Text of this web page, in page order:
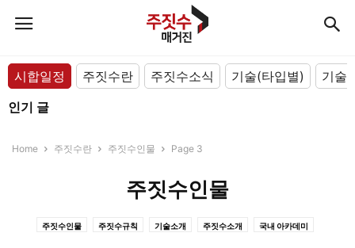
시합일정 주짓수란 주짓수소식 기술(타입별)
기술
인기 글
Home 주짓수란 주짓수인물 Page 3
주짓수인물
주짓수인물 주짓수규칙 기술소개 주짓수소개 국내 아카데미